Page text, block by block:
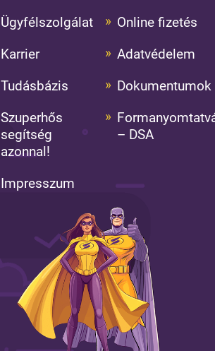
Ügyfélszolgálat
Online fizetés
Karrier
Adatvédelem
Tudásbázis
Dokumentumok
Szuperhős
segítség
azonnal!
– DSA
Impresszum